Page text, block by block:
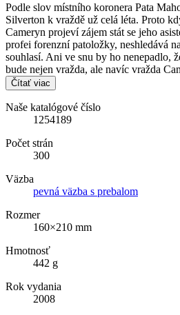
Podle slov místního koronera Pata
Silverton k vraždě už celá léta. Proto
Cameryn projeví zájem stát se jeho
profei forenzní patoložky, neshledává
souhlasí. Ani ve snu by ho nenepadlo,
bude nejen vražda, ale navíc vražda
Čítať viac
Naše katalógové číslo
1254189
Počet strán
300
Väzba
pevná väzba s prebalom
Rozmer
160×210 mm
Hmotnosť
442 g
Rok vydania
2008